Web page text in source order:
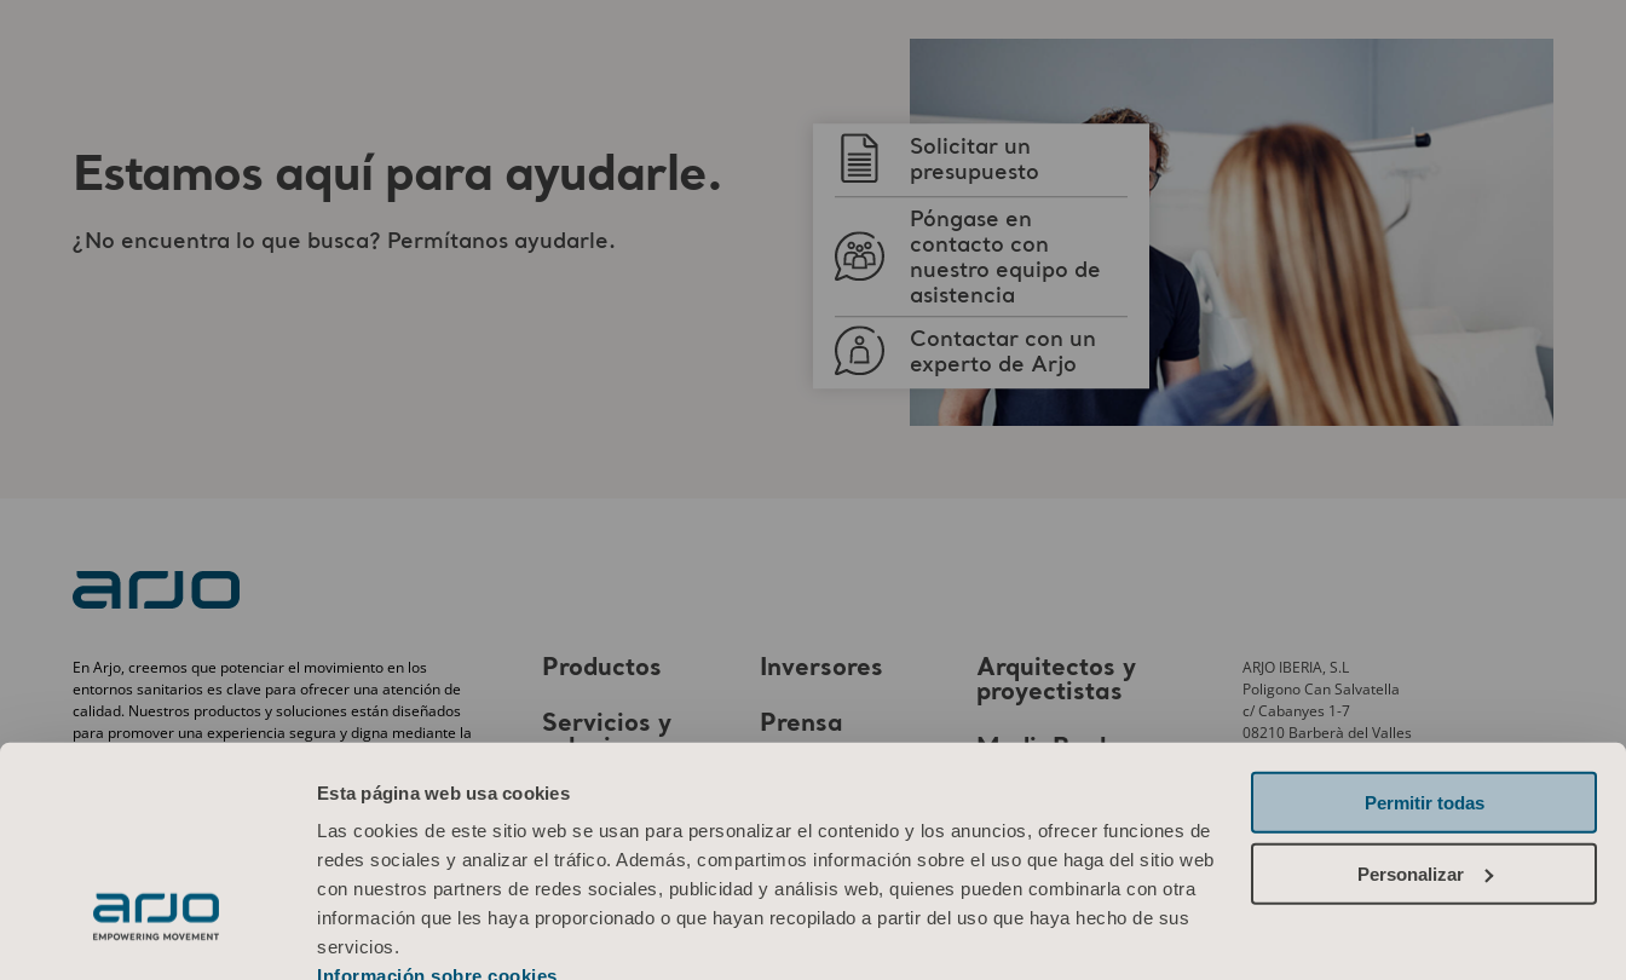
Esta página web usa cookies
Las cookies de este sitio web se usan para personalizar el contenido y los anuncios, ofrecer funciones de
redes sociales y analizar el tráfico. Además, compartimos información sobre el uso que haga del sitio web
con nuestros partners de redes sociales, publicidad y análisis web, quienes pueden combinarla con otra
información que les haya proporcionado o que hayan recopilado a partir del uso que haya hecho de sus
servicios.
Información sobre cookies
Permitir todas
Personalizar
Estamos aquí para ayudarle.
¿No encuentra lo que busca? Permítanos ayudarle.
Solicitar un
presupuesto
Póngase en
contacto con
nuestro equipo de
asistencia
Contactar con un
experto de Arjo
En Arjo, creemos que potenciar el movimiento en los
entornos sanitarios es clave para ofrecer una atención de
calidad. Nuestros productos y soluciones están diseñados
para promover una experiencia segura y digna mediante la
presión y tromboembolismo venoso. Con más de 6500
personas en todo el mundo y 65 años cuidando de pacientes
y profesionales sanitarios, nos comprometemos a lograr
resultados más saludables para las personas que se
Productos
Servicios y
soluciones
Conocimientos
Quiénes somos
Contacto
Inversores
Prensa
Arquitectos y
proyectistas
MediaBank
ARJO IBERIA, S.L
Poligono Can Salvatella
c/ Cabanyes 1-7
08210 Barberà del Valles
Phone:
Contáctenos